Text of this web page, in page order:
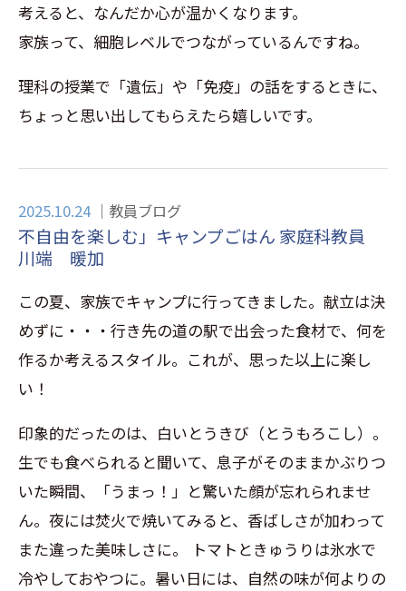
考えると、なんだか心が温かくなります。
家族って、細胞レベルでつながっているんですね。
理科の授業で「遺伝」や「免疫」の話をするときに、
ちょっと思い出してもらえたら嬉しいです。
2025.10.24 教員ブログ
不自由を楽しむ」キャンプごはん 家庭科教員
川端 暖加
この夏、家族でキャンプに行ってきました。献立は決
めずに・・・行き先の道の駅で出会った食材で、何を
作るか考えるスタイル。これが、思った以上に楽し
い！
印象的だったのは、白いとうきび（とうもろこし）。
生でも食べられると聞いて、息子がそのままかぶりつ
いた瞬間、「うまっ！」と驚いた顔が忘れられませ
ん。夜には焚火で焼いてみると、香ばしさが加わって
また違った美味しさに。
トマトときゅうりは氷水で
冷やしておやつに。暑い日には、自然の味が何よりの